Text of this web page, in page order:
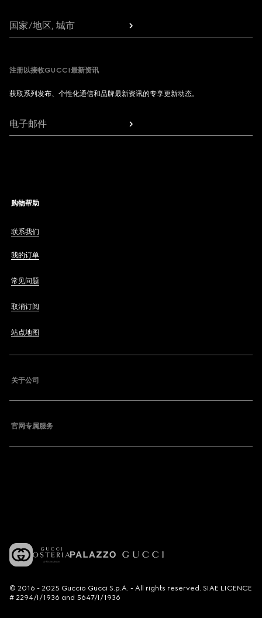
国家/地区, 城市
注册以接收GUCCI最新资讯
获取系列发布、个性化通信和品牌最新资讯的专享更新动态。
电子邮件
购物帮助
联系我们
我的订单
常见问题
取消订阅
站点地图
关于公司
官网专属服务
© 2016 - 2025 Guccio Gucci S.p.A. - All rights reserved. SIAE LICENCE
# 2294/I/1936 and 5647/I/1936